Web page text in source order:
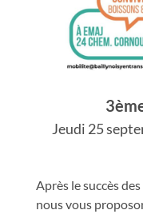
Jeudi 25
Après le succès
nous vous